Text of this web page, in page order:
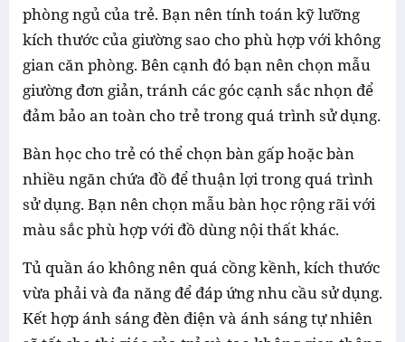
phòng ngủ của trẻ. Bạn nên tính toán kỹ lưỡng
kích thước của giường sao cho phù hợp với không
gian căn phòng. Bên cạnh đó bạn nên chọn mẫu
giường đơn giản, tránh các góc cạnh sắc nhọn để
đảm bảo an toàn cho trẻ trong quá trình sử dụng.
Bàn học cho trẻ có thể chọn bàn gấp hoặc bàn
nhiều ngăn chứa đồ để thuận lợi trong quá trình
sử dụng. Bạn nên chọn mẫu bàn học rộng rãi với
màu sắc phù hợp với đồ dùng nội thất khác.
Tủ quần áo không nên quá cồng kềnh, kích thước
vừa phải và đa năng để đáp ứng nhu cầu sử dụng.
Kết hợp ánh sáng đèn điện và ánh sáng tự nhiên